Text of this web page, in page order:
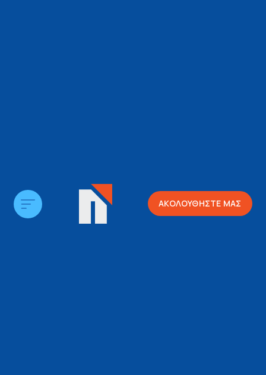
ΑΚΟΛΟΥΘΗΣΤΕ ΜΑΣ